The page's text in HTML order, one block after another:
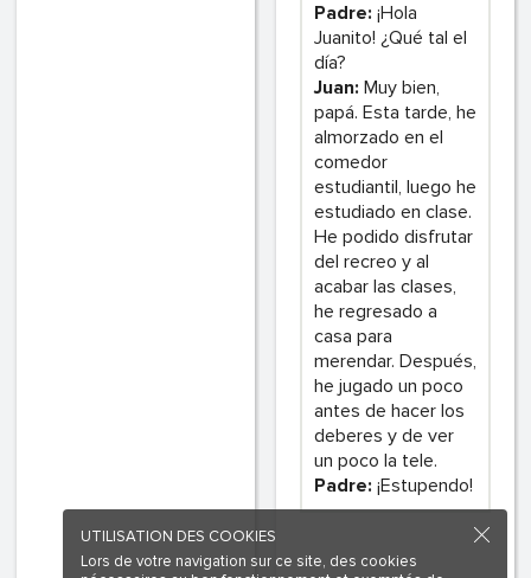
Padre: ¡Hola
Juanito! ¿Qué tal el
día?
Juan: Muy bien,
papá. Esta tarde, he
almorzado en el
comedor
estudiantil, luego he
estudiado en clase.
He podido disfrutar
del recreo y al
acabar las clases,
he regresado a
casa para
merendar. Después,
he jugado un poco
antes de hacer los
deberes y de ver
un poco la tele.
Padre: ¡Estupendo!
UTILISATION DES COOKIES
Lors de votre navigation sur ce site, des cookies